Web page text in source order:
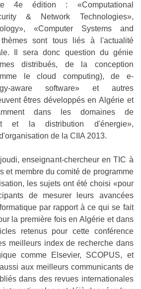
4e édition : «Computational
& Network Technologies»,
«Computer Systems and
sont tous liés à l'actualité
Il sera donc question du génie
distribués, de la conception
le cloud computing), de e-
aware software» et autres
êtres développés en Algérie et
dans les domaines de
et la distribution d'énergie»,
de la CIIA 2013.
enseignant-chercheur en TIC à
et membre du comité de programme
les sujets ont été choisi «pour
de mesurer leurs avancées
par rapport à ce qui se fait
la première fois en Algérie et dans
retenus pour cette conférence
meilleurs index de recherche dans
comme Elsevier, SCOPUS, et
aux meilleurs communicants de
dans des revues internationales